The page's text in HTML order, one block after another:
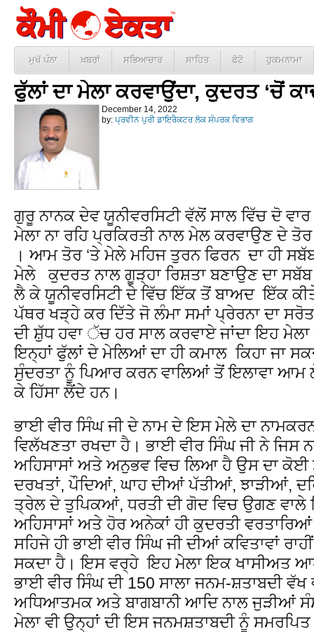
ਮੁਖੱ ਪੰਨਾ ਖ਼ਬਰਾਂ ਸਭਿਆਚਾਰ ਸਾਹਿਤ ਫੋਟੋ ਹੁਕਮਨਾਮਾ
ਫੁੱਲਾਂ ਦਾ ਮੇਲਾ ਕਰਵਾਉਂਦਾ, ਕੁਦਰਤ ‘ਚੋਂ
December 14, 2022
by: ਪ੍ਰਵੀਨ ਪੁਰੀ ਡਾਇਰੈਕਟਰ ਲੋਕ ਸੰਪਰਕ ਵਿਭਾਗ
ਗੁਰੂ ਨਾਨਕ ਦੇਵ ਯੂਨੀਵਰਸਿਟੀ ਵੱਲੋਂ ਸਾਲ ਵਿੱਚ ਦੋ
ਮੇਲਾ ਨਾ ਰਹਿ ਪ੍ਰਕਿਰਤੀ ਨਾਲ ਮੇਲ ਕਰਵਾਉਣ ਦੇ
। ਆਮ ਤੋਰ ‘ਤੇ ਮੇਲੇ ਮਹਿਜ ਤੁਰਨ ਫਿਰਨ ਦ‍ਾ ਹੀ
ਮੇਲੇ ਕੁਦਰਤ ਨਾਲ ਗੂੜ੍ਹਾ ਰਿਸ਼ਤਾ ਬਣਾਉਣ ਦਾ
ਲੈ ਕੇ ਯੂਨੀਵਰਸਿਟੀ ਦੇ ਵਿੱਚ ਇੱਕ ਤੋਂ ਬਾਅਦ ਇੱਕ
ਪੱਥਰ ਖੜ੍ਹੇ ਕਰ ਦਿੱਤੇ ਜੋ ਲੰਮਾ ਸਮਾਂ ਪ੍ਰੇਰਨਾ ਦਾ
ਦੀ ਸ਼ੁੱਧ ਹਵਾ ੱਚ ਹਰ ਸਾਲ ਕਰਵਾਏ ਜਾਂਦਾ ਇਹ
ਇਨ੍ਹਾਂ ਫੁੱਲਾਂ ਦੇ ਮੇਲਿਆਂ ਦਾ ਹੀ ਕਮਾਲ ਕਿਹਾ ਜਾ
ਸੁੰਦਰਤਾ ਨੂੰ ਪਿਆਰ ਕਰਨ ਵਾਲਿਆਂ ਤੋਂ ਇਲਾਵਾ ਆਮ
ਕੇ ਹਿੱਸਾ ਲੈਂਦੇ ਹਨ।
ਭਾਈ ਵੀਰ ਸਿੰਘ ਜੀ ਦੇ ਨਾਮ ਦੇ ਇਸ ਮੇਲੇ ਦਾ
ਵਿਲੱਖਣਤਾ ਰਖਦਾ ਹੈ। ਭਾਈ ਵੀਰ ਸਿੰਘ ਜੀ ਨੇ
ਅਹਿਸਾਸਾਂ ਅਤੇ ਅਨੁਭਵ ਵਿਚ ਲਿਆ ਹੈ ਉਸ ਦਾ ਕੋਈ
ਦਰਖਤਾਂ, ਪੌਦਿਆਂ, ਘਾਹ ਦੀਆਂ ਪੱਤੀਆਂ, ਝਾੜੀਆਂ,
ਤ੍ਰੇਲ ਦੇ ਤੁਪਿਕਆਂ, ਧਰਤੀ ਦੀ ਗੋਦ ਵਿਚ ਉਗਣ ਵਾਲੇ
ਅਹਿਸਾਸਾਂ ਅਤੇ ਹੋਰ ਅਨੇਕਾਂ ਹੀ ਕੁਦਰਤੀ
ਸਹਿਜੇ ਹੀ ਭਾਈ ਵੀਰ ਸਿੰਘ ਜੀ ਦੀਆਂ ਕਵਿਤਾਵਾਂ
ਸਕਦਾ ਹੈ। ਇਸ ਵਰ੍ਹੇ ਇਹ ਮੇਲਾ ਇਕ ਖਾਸੀਅਤ
ਭਾਈ ਵੀਰ ਸਿੰਘ ਦੀ 150 ਸਾਲਾ ਜਨਮ-ਸ਼ਤਾਬਦੀ
ਅਧਿਆਤਮਕ ਅਤੇ ਬਾਗਬਾਨੀ ਆਦਿ ਨਾਲ ਜੁੜੀਆਂ
ਮੇਲਾ ਵੀ ਉਨ੍ਹਾਂ ਦੀ ਇਸ ਜਨਮਸ਼ਤਾਬਦੀ ਨੂੰ